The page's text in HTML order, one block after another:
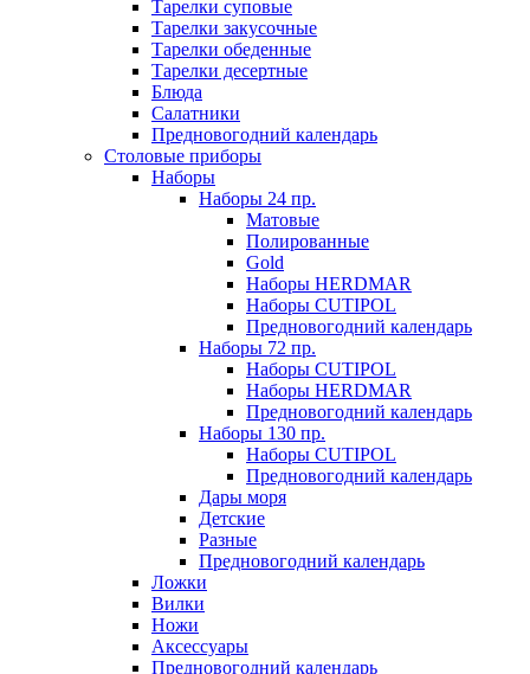
Тарелки суповые
Тарелки закусочные
Тарелки обеденные
Тарелки десертные
Блюда
Салатники
Предновогодний календарь
Столовые приборы
Наборы
Наборы 24 пр.
Матовые
Полированные
Gold
Наборы HERDMAR
Наборы CUTIPOL
Предновогодний календарь
Наборы 72 пр.
Наборы CUTIPOL
Наборы HERDMAR
Предновогодний календарь
Наборы 130 пр.
Наборы CUTIPOL
Предновогодний календарь
Дары моря
Детские
Разные
Предновогодний календарь
Ложки
Вилки
Ножи
Аксессуары
Предновогодний календарь